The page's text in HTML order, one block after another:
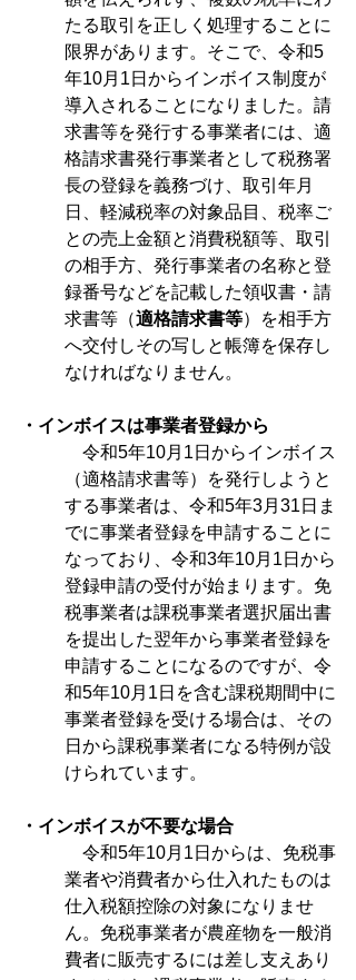
たる取引を正しく処理することに
限界があります。そこで、令和5
年10月1日からインボイス制度が
導入されることになりました。請
求書等を発行する事業者には、適
格請求書発行事業者として税務署
長の登録を義務づけ、取引年月
日、軽減税率の対象品目、税率ご
との売上金額と消費税額等、取引
の相手方、発行事業者の名称と登
録番号などを記載した領収書・請
求書等（適格請求書等）を相手方
へ交付しその写しと帳簿を保存し
なければなりません。
・インボイスは事業者登録から
令和5年10月1日からインボイス
（適格請求書等）を発行しようと
する事業者は、令和5年3月31日ま
でに事業者登録を申請することに
なっており、令和3年10月1日から
登録申請の受付が始まります。免
税事業者は課税事業者選択届出書
を提出した翌年から事業者登録を
申請することになるのですが、令
和5年10月1日を含む課税期間中に
事業者登録を受ける場合は、その
日から課税事業者になる特例が設
けられています。
・インボイスが不要な場合
令和5年10月1日からは、免税事
業者や消費者から仕入れたものは
仕入税額控除の対象になりませ
ん。免税事業者が農産物を一般消
費者に販売するには差し支えあり